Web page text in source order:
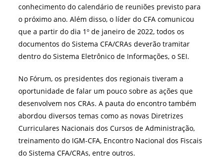
conhecimento do calendário de reuniões previsto para
o próximo ano. Além disso, o líder do CFA comunicou
que a partir do dia 1º de janeiro de 2022, todos os
documentos do Sistema CFA/CRAs deverão tramitar
dentro do Sistema Eletrônico de Informações, o SEI.
No Fórum, os presidentes dos regionais tiveram a
oportunidade de falar um pouco sobre as ações que
desenvolvem nos CRAs. A pauta do encontro também
abordou diversos temas como as novas Diretrizes
Curriculares Nacionais dos Cursos de Administração,
treinamento do IGM-CFA, Encontro Nacional dos Fiscais
do Sistema CFA/CRAs, entre outros.